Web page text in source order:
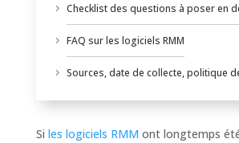
Checklist des questions à poser en
FAQ sur les logiciels RMM
Sources, date de collecte, politique
Si les logiciels RMM ont longtemps